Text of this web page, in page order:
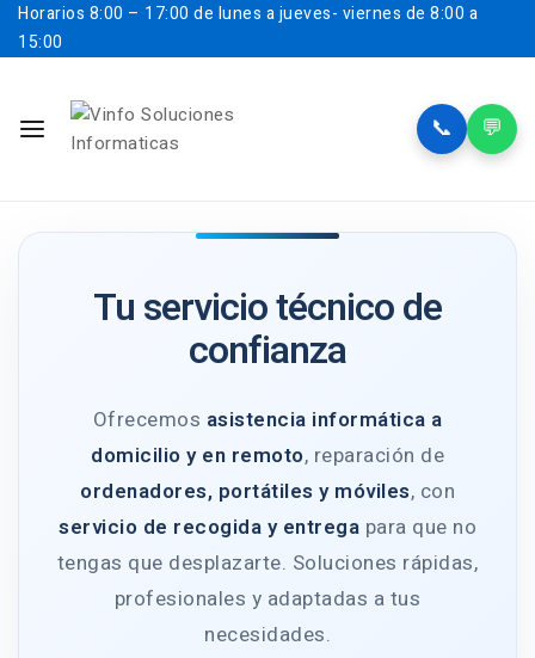
Horarios 8:00 – 17:00 de lunes a jueves- viernes de 8:00 a
15:00
📞 💬
Tu servicio técnico de
confianza
Ofrecemos asistencia informática a
domicilio y en remoto, reparación de
ordenadores, portátiles y móviles, con
servicio de recogida y entrega para que no
tengas que desplazarte. Soluciones rápidas,
profesionales y adaptadas a tus
necesidades.